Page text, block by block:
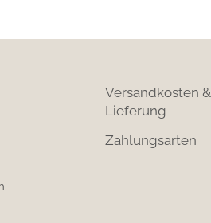
Versandkosten &
Lieferung
Zahlungsarten